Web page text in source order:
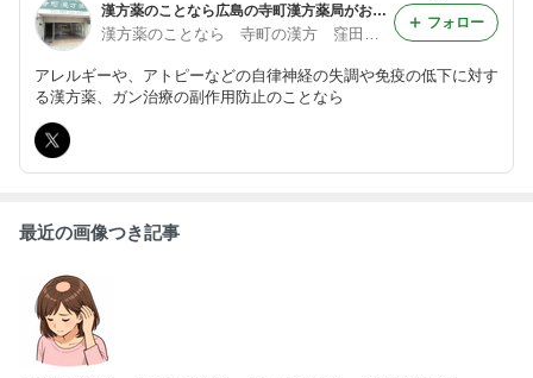
漢方薬のことなら広島の寺町漢方薬局がお手伝い
アレルギーや、アトピーなどの自律神経の失調や免疫の低下に対す
る漢方薬、ガン治療の副作用防止のことなら
フォロー
最近の画像つき記事